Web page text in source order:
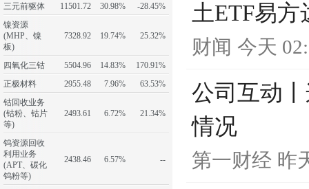
三元前驱体
11501.72 30.98%
-28.45%
镍资源
(MHP、镍
板)
7328.92 19.74% 25.32%
四氧化三钴 5504.96 14.83%
170.91%
正极材料
2955.48 7.96%
63.53%
钴回收业务
(钴粉、钴片
等)
2493.61 6.72% 21.34%
钨资源回收
利用业务
(APT、碳化
钨粉等)
2438.46 6.57% --
土ETF易方
财闻 今天
公司互动
情况
第一财经 昨